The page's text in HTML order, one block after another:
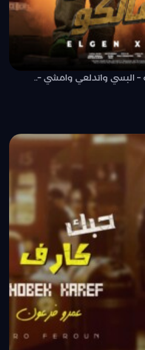
– البسي واتدلعي وامشي –..